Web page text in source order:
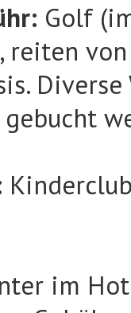
Golf
reiten
im